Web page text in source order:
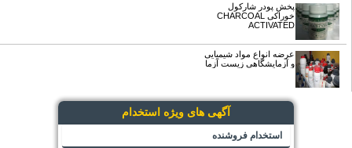
پخش پودر شارکول
خوراکی CHARCOAL
ACTIVATED
عرضه انواع مواد شیمیایی
و آزمایشگاهی زیست آزما
آگهی های ویژه استخدام
استخدام فروشنده